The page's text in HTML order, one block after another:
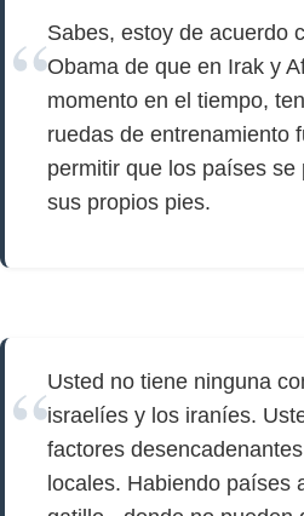
Sabes, estoy de acuerdo
Obama de que en Irak y
momento en el tiempo,
ruedas de entrenamiento
permitir que los países
sus propios pies.
Usted no tiene ninguna
israelíes y los iraníes.
factores
locales. Habiendo países